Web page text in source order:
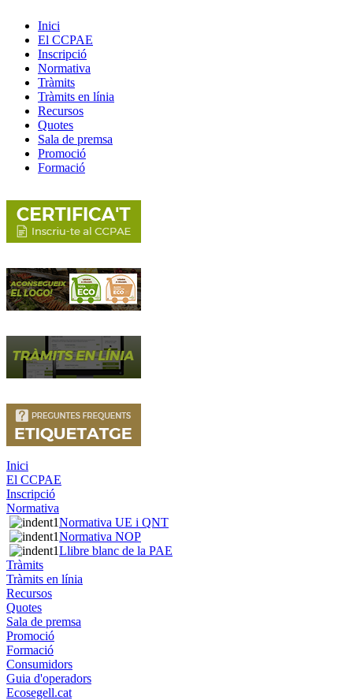
Inici
El CCPAE
Inscripció
Normativa
Tràmits
Tràmits en línia
Recursos
Quotes
Sala de premsa
Promoció
Formació
Inici
El CCPAE
Inscripció
Normativa
Normativa UE i QNT
Normativa NOP
Llibre blanc de la PAE
Tràmits
Tràmits en línia
Recursos
Quotes
Sala de premsa
Promoció
Formació
Consumidors
Guia d'operadors
Ecosegell.cat